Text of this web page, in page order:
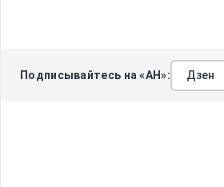
Подписывайтесь на «АН»: Дзен